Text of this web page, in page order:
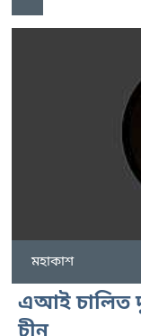
মহাকাশ
এআই চালিত